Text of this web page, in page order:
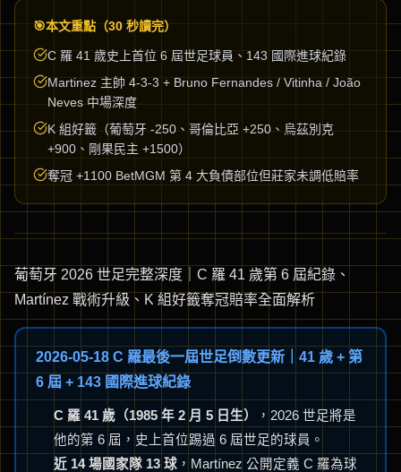
🎯本文重點（30 秒讀完）
C 羅 41 歲史上首位 6 屆世足球員、143 國際進球紀錄
Martinez 主帥 4-3-3 + Bruno Fernandes / Vitinha / João
Neves 中場深度
K 組好籤（葡萄牙 -250、哥倫比亞 +250、烏茲別克
+900、剛果民主 +1500）
奪冠 +1100 BetMGM 第 4 大負債部位但莊家未調低賠率
葡萄牙 2026 世足完整深度｜C 羅 41 歲第 6 屆紀錄、
Martínez 戰術升級、K 組好籤奪冠賠率全面解析
2026-05-18 C 羅最後一屆世足倒數更新｜41 歲 + 第
6 屆 + 143 國際進球紀錄
C 羅 41 歲（1985 年 2 月 5 日生）
，2026 世足將是
他的第 6 屆，史上首位踢過 6 屆世足的球員。
近 14 場國家隊 13 球 ，Martínez 公開定義 C 羅為球